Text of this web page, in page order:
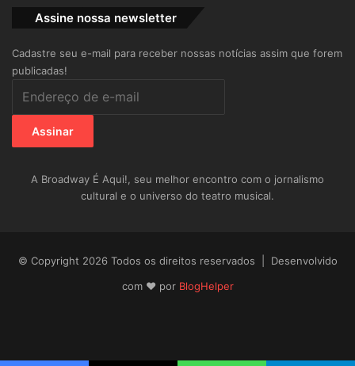
Assine nossa newsletter
Cadastre seu e-mail para receber nossas notícias assim que forem
publicadas!
de
Assinar
A Broadway É Aqui!, seu melhor encontro com o jornalismo
cultural e o universo do teatro musical.
© Copyright 2026 Todos os direitos reservados | Desenvolvido
com ♥ por BlogHelper